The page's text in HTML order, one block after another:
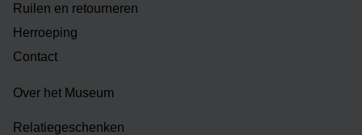
Ruilen en retourneren
Herroeping
Contact
Over het Museum
Relatiegeschenken